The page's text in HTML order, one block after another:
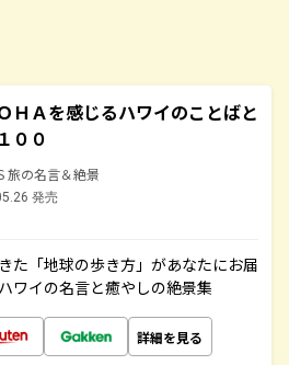
ＨＡを感じるハワイのことばと
００
旅の名言＆絶景
発売
た「地球の歩き方」があなたにお届
ワイの名言と癒やしの絶景集
詳細を見る